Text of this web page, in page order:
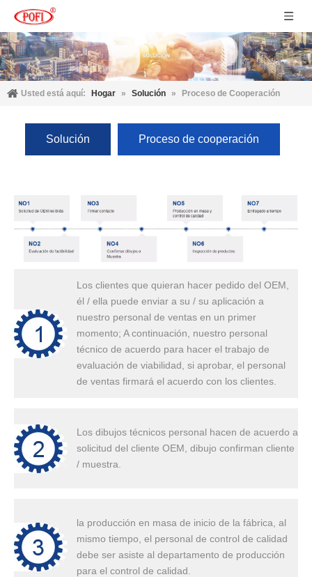
Usted está aquí: Hogar » Solución » Proceso de Cooperación
Solución Proceso de cooperación
Los clientes que quieran hacer pedido del OEM,
él / ella puede enviar a su / su aplicación a
nuestro personal de ventas en un primer
momento; A continuación, nuestro personal
técnico de acuerdo para hacer el trabajo de
evaluación de viabilidad, si aprobar, el personal
de ventas firmará el acuerdo con los clientes.
Los dibujos técnicos personal hacen de acuerdo a
solicitud del cliente OEM, dibujo confirman cliente
/ muestra.
la producción en masa de inicio de la fábrica, al
mismo tiempo, el personal de control de calidad
debe ser asiste al departamento de producción
para el control de calidad.